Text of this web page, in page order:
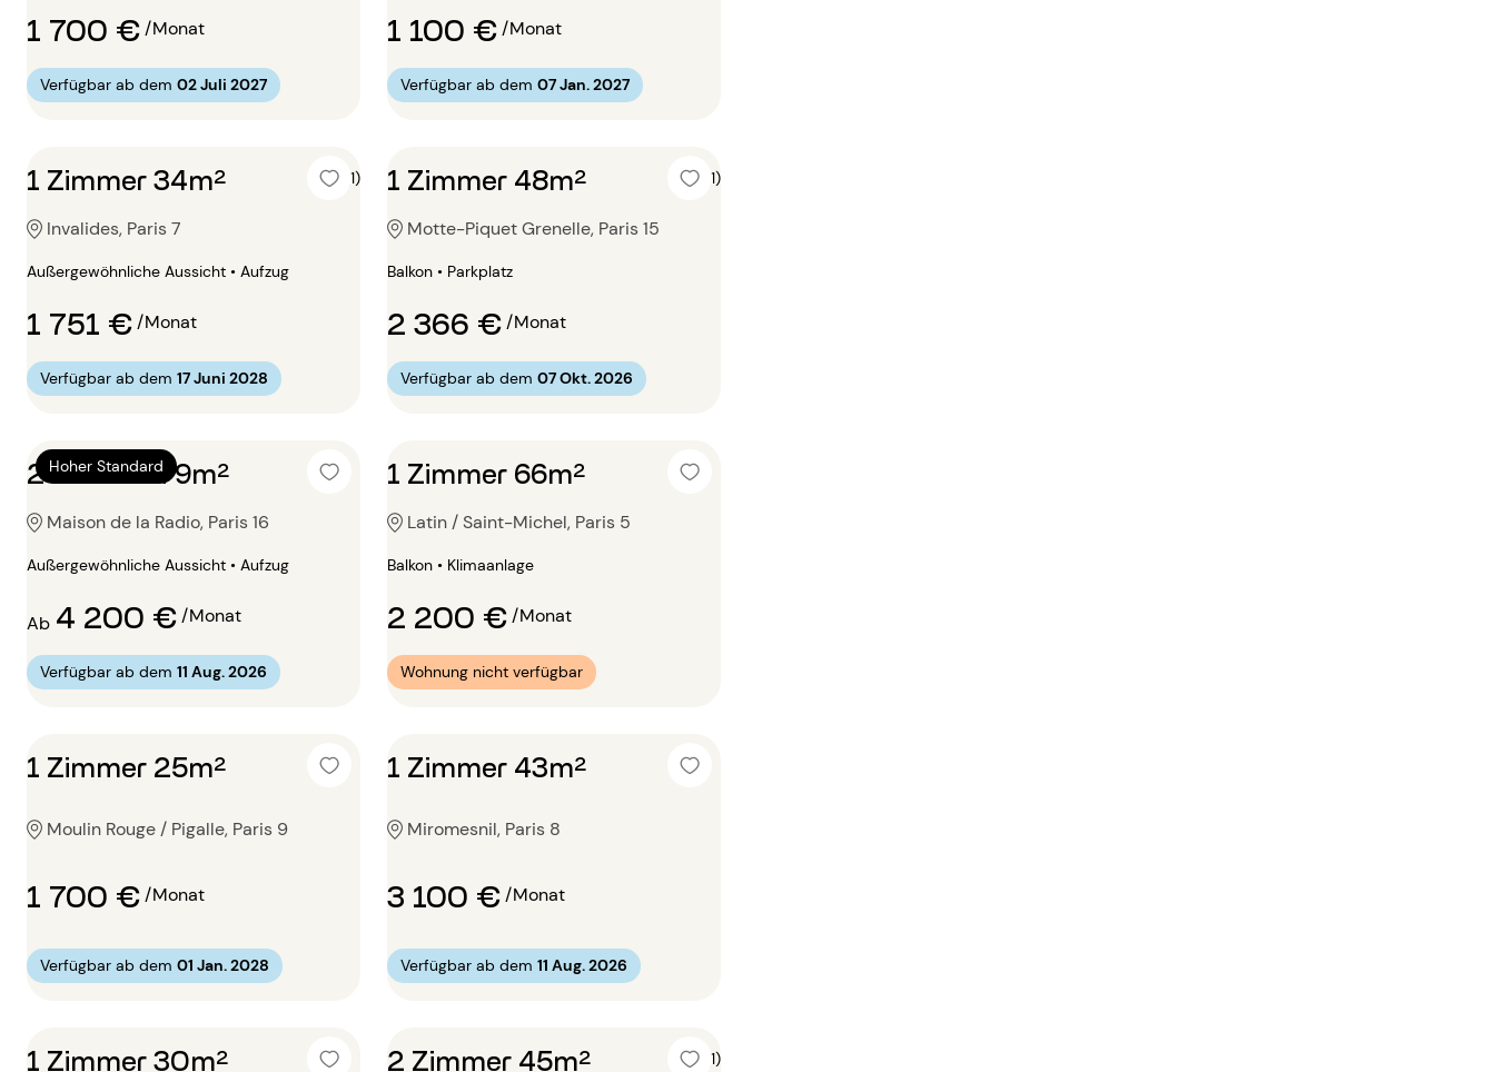
1 700 €/Monat
Verfügbar ab dem 02 Juli 2027
1 100 €/Monat
Verfügbar ab dem 07 Jan. 2027
1 Zimmer 34m² 5 (1)
Invalides, Paris 7
Außergewöhnliche Aussicht • Aufzug
1 751 €/Monat
Verfügbar ab dem 17 Juni 2028
1 Zimmer 48m² 5 (1)
Motte-Piquet Grenelle, Paris 15
Balkon • Parkplatz
2 366 €/Monat
Verfügbar ab dem 07 Okt. 2026
Hoher Standard
2 Zimmer 79m²
Maison de la Radio, Paris 16
Außergewöhnliche Aussicht • Aufzug
Ab 4 200 €/Monat
Verfügbar ab dem 11 Aug. 2026
1 Zimmer 66m²
Latin / Saint-Michel, Paris 5
Balkon • Klimaanlage
2 200 €/Monat
Wohnung nicht verfügbar
1 Zimmer 25m²
Moulin Rouge / Pigalle, Paris 9
1 700 €/Monat
Verfügbar ab dem 01 Jan. 2028
1 Zimmer 43m²
Miromesnil, Paris 8
3 100 €/Monat
Verfügbar ab dem 11 Aug. 2026
1 Zimmer 30m² 2 Zimmer 45m² 5 (1)